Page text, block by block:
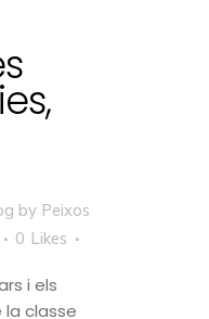
by Peixos
0 Likes
i els
classe